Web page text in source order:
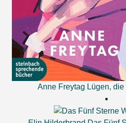
Anne Freytag Lügen,